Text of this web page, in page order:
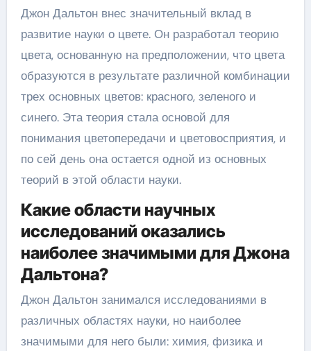
Джон Дальтон внес значительный вклад в
развитие науки о цвете. Он разработал теорию
цвета, основанную на предположении, что цвета
образуются в результате различной комбинации
трех основных цветов: красного, зеленого и
синего. Эта теория стала основой для
понимания цветопередачи и цветовосприятия, и
по сей день она остается одной из основных
теорий в этой области науки.
Какие области научных
исследований оказались
наиболее значимыми для Джона
Дальтона?
Джон Дальтон занимался исследованиями в
различных областях науки, но наиболее
значимыми для него были: химия, физика и